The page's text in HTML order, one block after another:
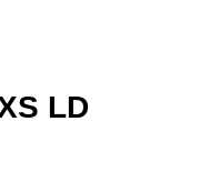
LD